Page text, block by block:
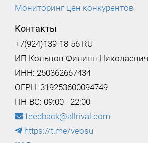
Мониторинг цен конкурентов
Контакты
+7(924)139-18-56 RU
ИП Кольцов Филипп Николаевич
ИНН: 250362667434
ОГРН: 319253600094749
ПН-ВС: 09:00 - 22:00
feedback@allrival.com
https://t.me/veosu